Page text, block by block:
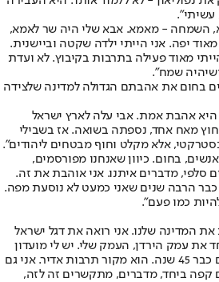
עשיתי".
השמחה - מאמא. אבא שלי היה שר לאמא,
יפה. אני הייתי ילדה שקטה וביישנית.
מאוד פעילה בתרבות בקיבוץ. לא ועדת
שמח".
בחום את אהבתם הגדולה למדינה שלצידה
היא אהבת אמת. אבי עלה לארץ ישראל
משפחתו, חוץ מאח אחד, נספתה בשואה. אז בשבילי
אלא מקלט וחוף מבטחים ליהודים".
בחום. כיוון שאנחנו מפורסמים,
סלפי, מדברים איתנו. אני אוהבת את זה.
הרבה שנים שאני כמעט לא נוסעת מפה.
כמו פעם".
את המדינה שלנו. אני רואה את דגל ישראל
את עמק הירדן, העמק שלי. יש לי מועדון
זמר כאן, בבית גבריאל, שקיים כבר 45 שנה. הוא מקור תרבות אדיר. אני גם
קפה ביחד, מדברים, מתקשרים זה לזה,